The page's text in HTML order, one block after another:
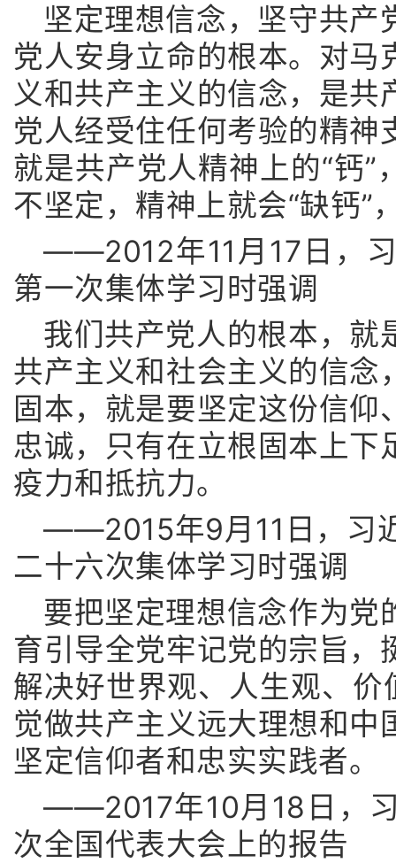
坚定理想信念，坚守共产
党人安身立命的根本。对
义和共产主义的信念，是
党人经受住任何考验的精
就是共产党人精神上的“钙
不坚定，精神上就会“缺钙”
——2012年11月17日，
第一次集体学习时强调
我们共产党人的根本，就
共产主义和社会主义的信
固本，就是要坚定这份信
忠诚，只有在立根固本上
疫力和抵抗力。
——2015年9月11日，习
二十六次集体学习时强调
要把坚定理想信念作为党
育引导全党牢记党的宗旨
解决好世界观、人生观、价
觉做共产主义远大理想和
坚定信仰者和忠实实践者。
——2017年10月18日，
次全国代表大会上的报告